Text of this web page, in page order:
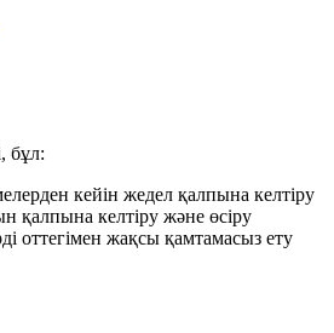
бұл:
кейін жедел қалпына келтіру
қалпына келтіру және өсіру
оттегімен жақсы қамтамасыз ету